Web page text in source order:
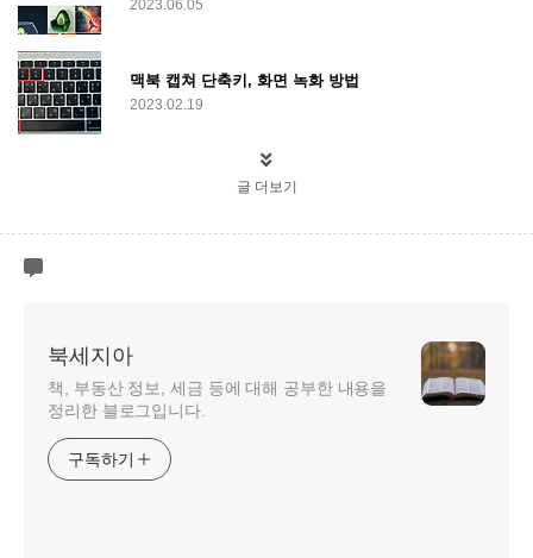
2023.06.05
맥북 캡쳐 단축키, 화면 녹화 방법
2023.02.19
글 더보기
북세지아
책, 부동산 정보, 세금 등에 대해 공부한 내용을
정리한 블로그입니다.
구독하기